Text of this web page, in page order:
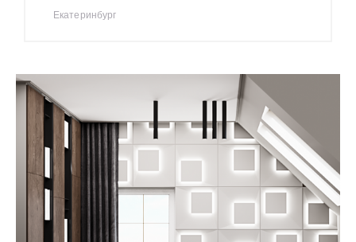
Екатеринбург